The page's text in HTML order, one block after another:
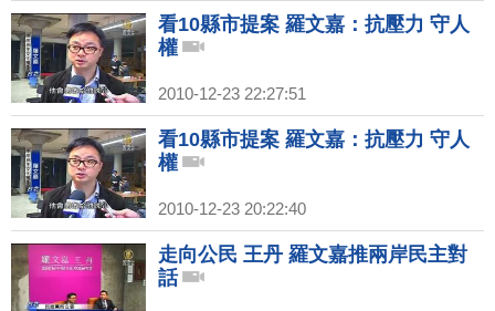
看10縣市提案 羅文嘉：抗壓力 守人
權
2010-12-23 22:27:51
看10縣市提案 羅文嘉：抗壓力 守人
權
2010-12-23 20:22:40
走向公民 王丹 羅文嘉推兩岸民主對
話